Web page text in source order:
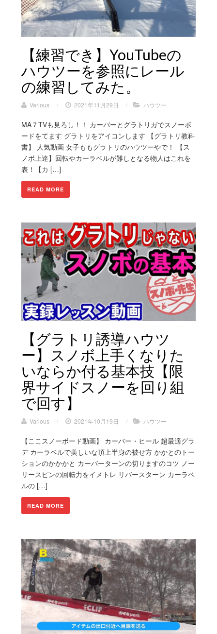
【練習でき】YouTubeの
ハウツーを参照にレール
の練習してみた。
Various / 2021年11月29日 / ハウツー
MA７TVも見ろし！！ カーバーとグラトリガでスノーボ
ードをてます グラトリをアイコンします 【グラトリ教科
書】 人気動画 女子ももグラトリのハウツーやで！ 【ス
ノボ上達】回転やカーラベルが難しとなる物人はこれを
表！【カ […]
READ MORE
【グラトリ誘導ハウツ
ー】スノボ上手くなりた
いならか付る基本技【限
界サイドスノーを回り組
で回す】
Various / 2021年10月19日 / ハウツー
【ここスノーボード動画】 カーバー・ヒール 超最適グラ
デ カーラベルで美しいな頂上半身の被せ方 かかとのトー
ションのかかかと カーバーターンの切りますのコツ ノー
リースピンの回転力をイメトレ リバースターン カーラベ
ルの […]
READ MORE